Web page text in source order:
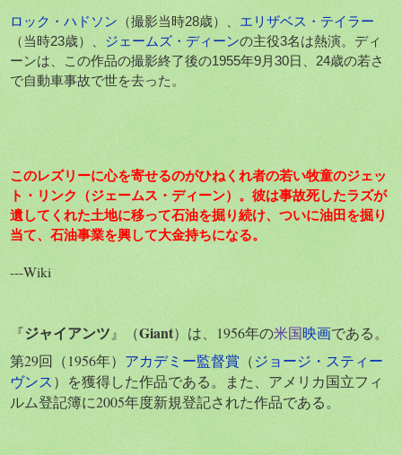
ロック・ハドソン （撮影当時28歳）、 エリザベス・テイラー
（当時23歳）、 ジェームズ・ディーンの主役3名は熱演。ディ
ーンは、この作品の撮影終了後の1955年9月30日、24歳の若さ
で自動車事故で世を去った。
このレズリーに心を寄せるのがひねくれ者の若い牧童のジェッ
ト・リンク（ジェームス・ディーン）。彼は事故死したラズが
遺してくれた土地に移って石油を掘り続け、ついに油田を掘り
当て、石油事業を興して大金持ちになる。
---Wiki
『ジャイアンツ 』（Giant）は、1956年の米国映画である。
第29回（1956年） アカデミー監督賞 （ジョージ・スティー
ヴンス）を獲得した作品である。また、アメリカ国立フィ
ルム登記簿に2005年度新規登記された作品である。